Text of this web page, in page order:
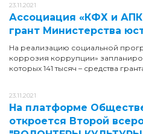
23.11.2021
Ассоциация «КФХ и
грант Министерства
На реализацию социальной
коррозия коррупции»
которых 141 тысяч – средства
23.11.2021
На платформе
откроется Второй